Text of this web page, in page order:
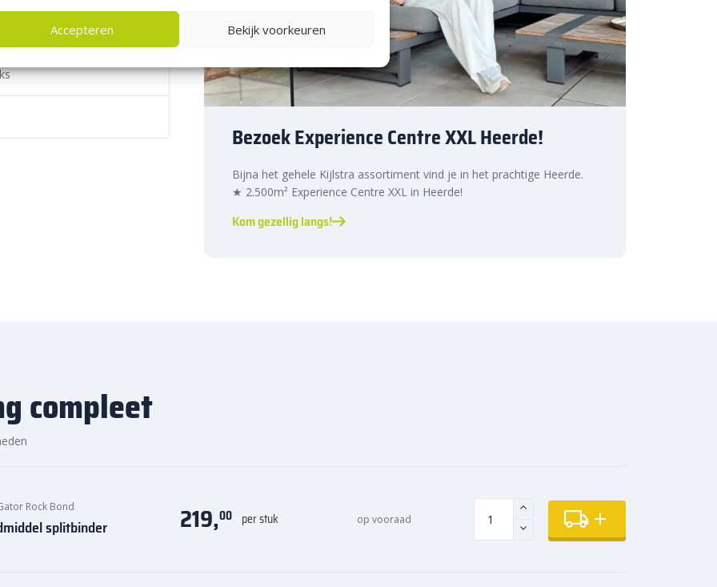
Accepteren Bekijk voorkeuren
is de snelle levering.
thuis geleverd, waardoor je
is bovendien in meerdere
voor een chique en
Bezoek Experience Centre XXL Heerde!
Bijna het gehele Kijlstra assortiment vind je in het prachtige Heerde.
★ 2.500m² Experience Centre XXL in Heerde!
Kom gezellig langs!
compleet
Rock Bond
splitbinder 219,00 per stuk op vooraad